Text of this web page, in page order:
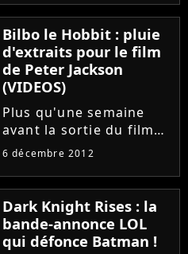
incontournable long-
métrage de fin d'année,
Disney a en effet décidé
de régaler tous les
gamers avec l'histoire...
Bilbo le Hobbit : pluie
d'extraits pour le film
de Peter Jackson
(VIDEOS)
Plus qu'une semaine
avant la sortie du film
Bilbo le Hobbit ! C'est
décembre prochain que
tous les fans des livres
de J.R.R. Tolkien
pourront découvrir Le
6 décembre 2012
Dark Knight Rises : la
bande-annonce LOL
qui défonce Batman !